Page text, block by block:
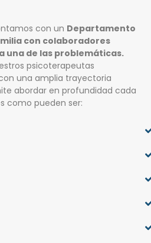
con un Departamento
con colaboradores
una de las problemáticas.
psicoterapeutas
una amplia trayectoria
abordar en profundidad cada
como pueden ser: